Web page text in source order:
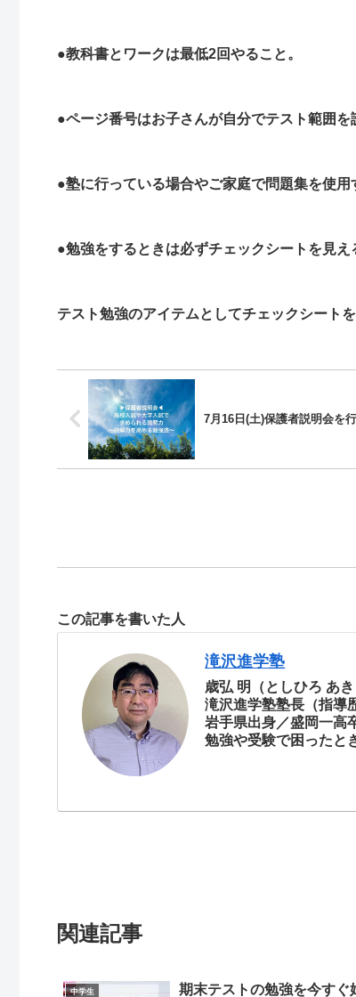
●教科書とワークは最低2回やること。
●ページ番号はお子さんが自分でテスト範囲を
●塾に行っている場合やご家庭で問題集を使用
●勉強をするときは必ずチェックシートを見え
テスト勉強のアイテムとしてチェックシート
7月16日(土)保護者説明会を
この記事を書いた人
滝沢進学塾
歳弘 明（としひろ あき
滝沢進学塾塾長（指導
岩手県出身／盛岡一高
勉強や受験で困ったと
関連記事
中学生 期末テストの勉強を今すぐ